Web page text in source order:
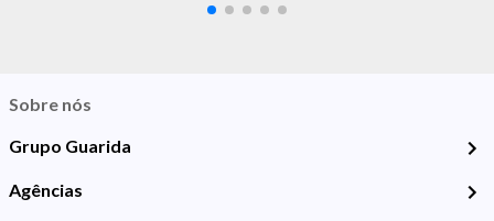
Sobre nós
Grupo Guarida
Agências